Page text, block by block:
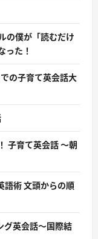
の僕が「読むだけ
った！
の子育て英会話大
子育て英会話 〜朝
語術 文頭からの順
グ英会話〜国際結